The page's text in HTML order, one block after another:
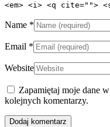
<em> <i> <q cite="">
Name *
Email *
Website
Zapamiętaj moje dane
kolejnych komentarzy.